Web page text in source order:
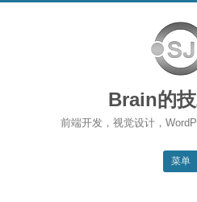
Brain的
前端开发，视觉设计，
菜单